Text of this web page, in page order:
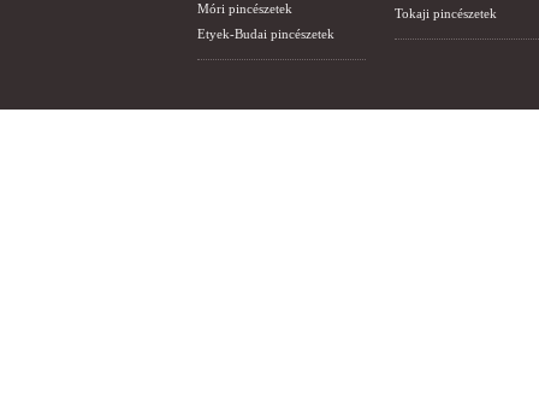
Móri pincészetek
Etyek-Budai pincészetek
Tokaji pincészetek